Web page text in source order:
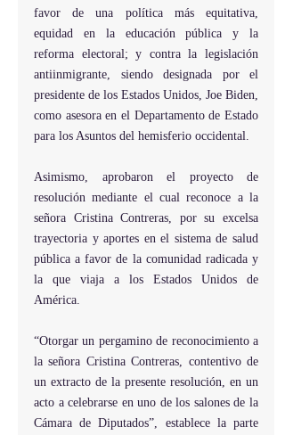
favor de una política más equitativa,
equidad en la educación pública y la
reforma electoral; y contra la legislación
antiinmigrante, siendo designada por el
presidente de los Estados Unidos, Joe Biden,
como asesora en el Departamento de Estado
para los Asuntos del hemisferio occidental.
Asimismo, aprobaron el proyecto de
resolución mediante el cual reconoce a la
señora Cristina Contreras, por su excelsa
trayectoria y aportes en el sistema de salud
pública a favor de la comunidad radicada y
la que viaja a los Estados Unidos de
América.
“Otorgar un pergamino de reconocimiento a
la señora Cristina Contreras, contentivo de
un extracto de la presente resolución, en un
acto a celebrarse en uno de los salones de la
Cámara de Diputados”, establece la parte